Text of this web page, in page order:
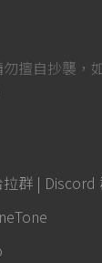
擅自抄襲，
群 | Discord